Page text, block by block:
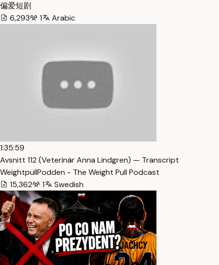
偏爱短剧
6,293
1 Arabic
1:35:59
Avsnitt 112 (Veterinär Anna Lindgren) — Transcript
WeightpullPodden - The Weight Pull Podcast
15,362
1 Swedish